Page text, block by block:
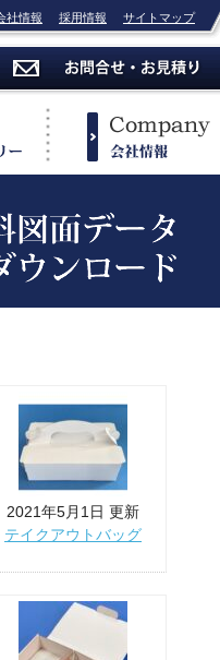
社情報 採用情報 サイトマップ
2021年5月1日 更新
テイクアウトバッグ